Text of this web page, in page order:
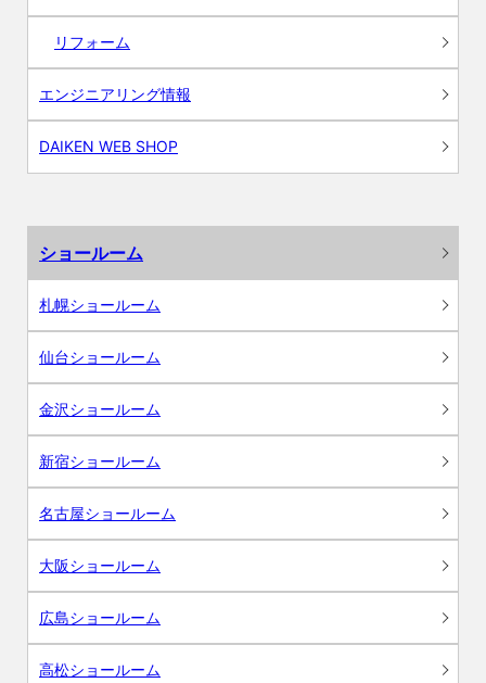
リフォーム
エンジニアリング情報
DAIKEN WEB SHOP
ショールーム
札幌ショールーム
仙台ショールーム
金沢ショールーム
新宿ショールーム
名古屋ショールーム
大阪ショールーム
広島ショールーム
高松ショールーム